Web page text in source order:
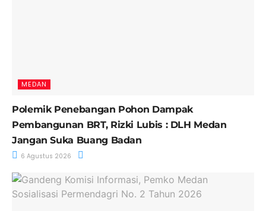
MEDAN
Polemik Penebangan Pohon Dampak
Pembangunan BRT, Rizki Lubis : DLH Medan
Jangan Suka Buang Badan
6 Agustus 2026